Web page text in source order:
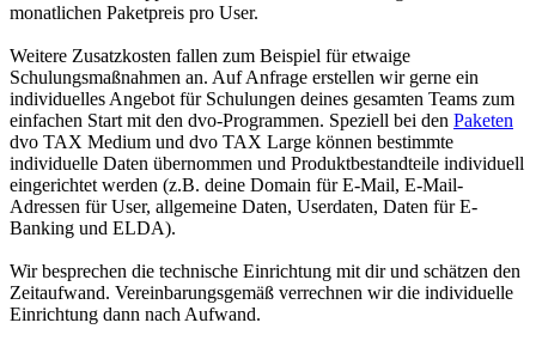
monatlichen Paketpreis pro User.
Weitere Zusatzkosten fallen zum Beispiel für etwaige
Schulungsmaßnahmen an. Auf Anfrage erstellen wir gerne ein
individuelles Angebot für Schulungen deines gesamten Teams zum
einfachen Start mit den dvo-Programmen. Speziell bei den Paketen
dvo TAX Medium und dvo TAX Large können bestimmte
individuelle Daten übernommen und Produktbestandteile individuell
eingerichtet werden (z.B. deine Domain für E-Mail, E-Mail-
Adressen für User, allgemeine Daten, Userdaten, Daten für E-
Banking und ELDA).
Wir besprechen die technische Einrichtung mit dir und schätzen den
Zeitaufwand. Vereinbarungsgemäß verrechnen wir die individuelle
Einrichtung dann nach Aufwand.